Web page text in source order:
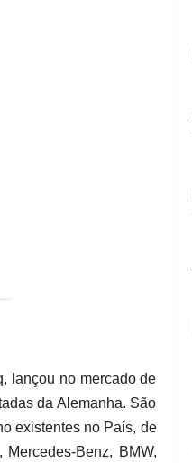
lançou no mercado de
da Alemanha. São
existentes no País, de
Benz, BMW,